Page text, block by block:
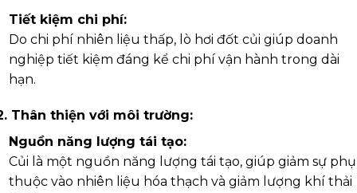
Tiết kiệm chi phí:
Do chi phí nhiên liệu thấp, lò hơi đốt củi giúp doanh
nghiệp tiết kiệm đáng kể chi phí vận hành trong dài
hạn.
Thân thiện với môi trường:
Nguồn năng lượng tái tạo:
Củi là một nguồn năng lượng tái tạo, giúp giảm sự phụ
thuộc vào nhiên liệu hóa thạch và giảm lượng khí thải